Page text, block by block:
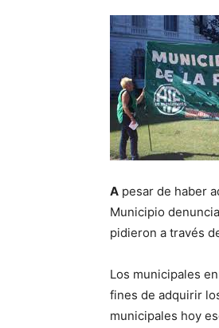
A pesar de haber
Municipio
pidieron a través
Los municipales
fines de adquirir
municipales hoy